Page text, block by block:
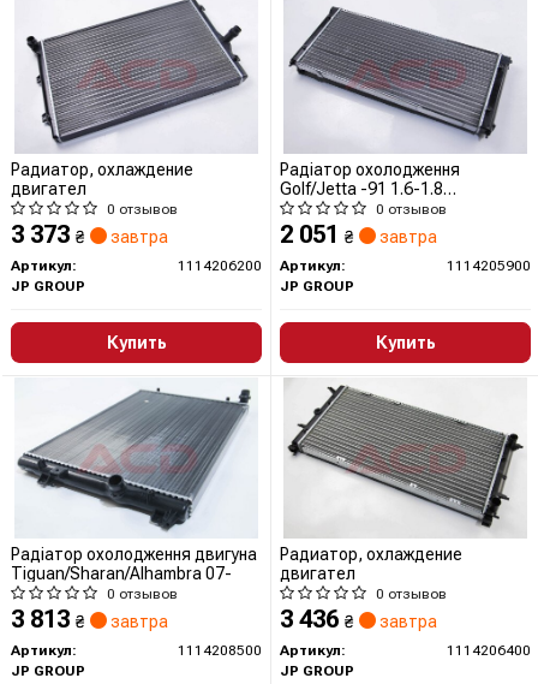
Радиатор, охлаждение
двигател
0 отзывов
3 373 ₴ завтра
Артикул:
1114206200
JP GROUP
Купить
Радіатор охолодження
Golf/Jetta -91 1.6-1.8
(675x320x32)0 отзывов
2 051 ₴ завтра
Артикул:
1114205900
JP GROUP
Купить
Радіатор охолодження двигуна
Tiguan/Sharan/Alhambra 07-
0 отзывов
3 813 ₴ завтра
Артикул:
1114208500
JP GROUP
Радиатор, охлаждение
двигател
0 отзывов
3 436 ₴ завтра
Артикул:
1114206400
JP GROUP